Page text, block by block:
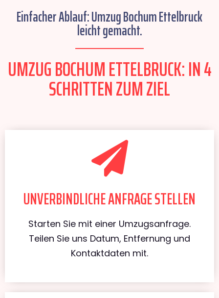
Einfacher Ablauf: Umzug Bochum Ettelbruck
leicht gemacht.
UMZUG BOCHUM ETTELBRUCK: IN 4
SCHRITTEN ZUM ZIEL
UNVERBINDLICHE ANFRAGE STELLEN
Starten Sie mit einer Umzugsanfrage.
Teilen Sie uns Datum, Entfernung und
Kontaktdaten mit.